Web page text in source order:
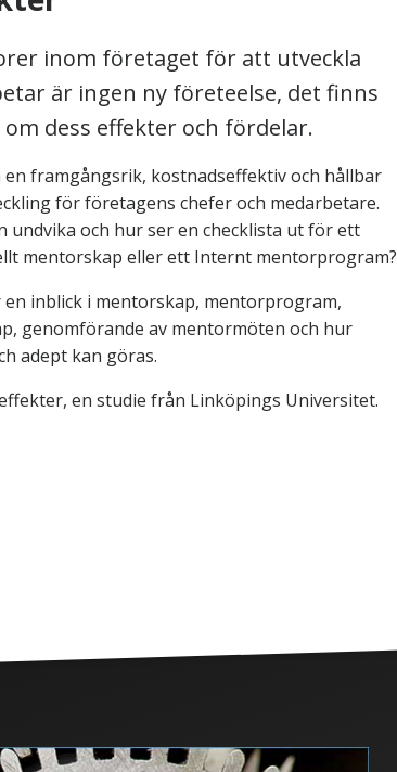
inom företaget för att utveckla
är ingen ny företeelse, det finns
dess effekter och fördelar.
framgångsrik, kostnadseffektiv och hållbar
för företagens chefer och medarbetare.
undvika och hur ser en checklista ut för ett
mentorskap eller ett Internt mentorprogram?
inblick i mentorskap, mentorprogram,
genomförande av mentormöten och hur
adept kan göras.
en studie från Linköpings Universitet.